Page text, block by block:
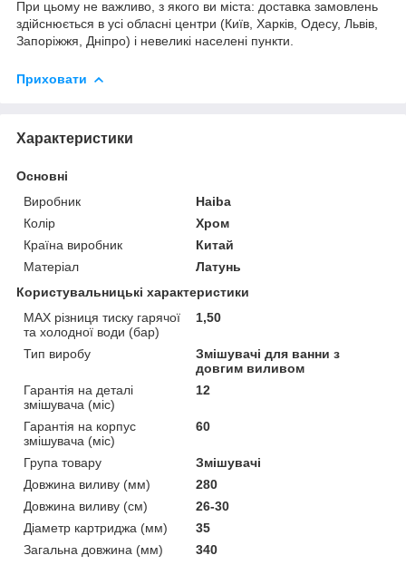
При цьому не важливо, з якого ви міста: доставка замовлень
здійснюється в усі обласні центри (Київ, Харків, Одесу, Львів,
Запоріжжя, Дніпро) і невеликі населені пункти.
Приховати
Характеристики
Основні
Виробник
Haiba
Колір
Хром
Країна виробник
Китай
Матеріал
Латунь
Користувальницькі характеристики
MAX різниця тиску гарячої
та холодної води (бар)
1,50
Тип виробу
Змішувачі для ванни з
довгим виливом
Гарантія на деталі
змішувача (міс)
12
Гарантія на корпус
змішувача (міс)
60
Група товару
Змішувачі
Довжина виливу (мм)
280
Довжина виливу (см)
26-30
Діаметр картриджа (мм)
35
Загальна довжина (мм)
340